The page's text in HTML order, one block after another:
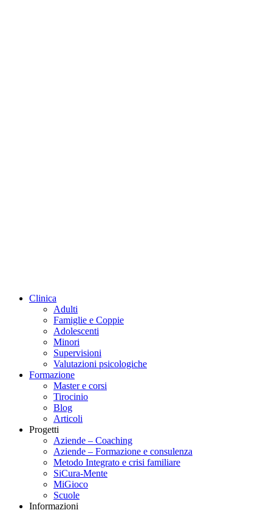
Clinica
Adulti
Famiglie e Coppie
Adolescenti
Minori
Supervisioni
Valutazioni psicologiche
Formazione
Master e corsi
Tirocinio
Blog
Articoli
Progetti
Aziende – Coaching
Aziende – Formazione e consulenza
Metodo Integrato e crisi familiare
SiCura-Mente
MiGioco
Scuole
Informazioni